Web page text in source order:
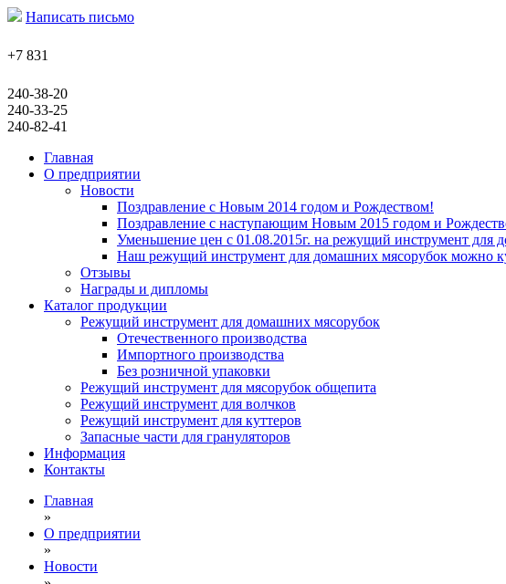
Написать письмо
+7 831
240-38-20
240-33-25
240-82-41
Главная
О предприятии
Новости
Поздравление с Новым 2014 годом и Рождеством!
Поздравление с наступающим Новым 2015 годом и
Уменьшение цен с 01.08.2015г. на режущий инструмент для
Наш режущий инструмент для домашних мясорубок можно
Отзывы
Награды и дипломы
Каталог продукции
Режущий инструмент для домашних мясорубок
Отечественного производства
Импортного производства
Без розничной упаковки
Режущий инструмент для мясорубок общепита
Режущий инструмент для волчков
Режущий инструмент для куттеров
Запасные части для грануляторов
Информация
Контакты
Главная
»
О предприятии
»
Новости